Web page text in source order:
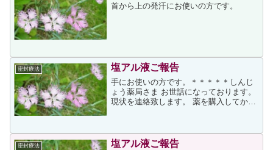
首から上の発汗にお使いの方です。
密封療法 塩アル液ご報告
手にお使いの方です。＊＊＊＊＊しんじ
ょう薬局さま お世話になっております。
現状を連絡致します。 薬を購入してから
くなってくるにつれ、汗をかき始めまし
た。いつものごとく手...
密封療法 塩アル液ご報告